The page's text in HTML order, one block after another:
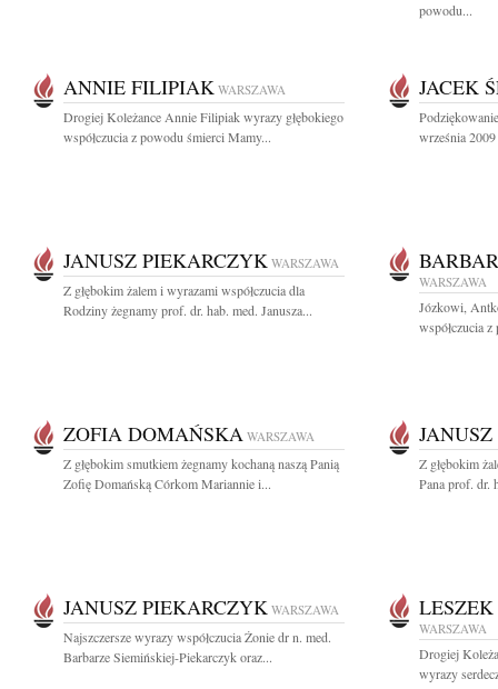
powodu...
ANNIE FILIPIAK WARSZAWA
Drogiej Koleżance Annie Filipiak wyrazy głębokiego
współczucia z powodu śmierci Mamy...
JACEK
września
JANUSZ PIEKARCZYK WARSZAWA
Z głębokim żalem i wyrazami współczucia dla
Rodziny żegnamy prof. dr. hab. med. Janusza...
WARSZAWA
Józkowi,
współczucia
ZOFIA DOMAŃSKA WARSZAWA
Z głębokim smutkiem żegnamy kochaną naszą Panią
Zofię Domańską Córkom Mariannie i...
Z głębokim
Pana prof. dr.
JANUSZ PIEKARCZYK WARSZAWA
Najszczersze wyrazy współczucia Żonie dr n. med.
Barbarze Siemińskiej-Piekarczyk oraz...
WARSZAWA
Drogiej
wyrazy